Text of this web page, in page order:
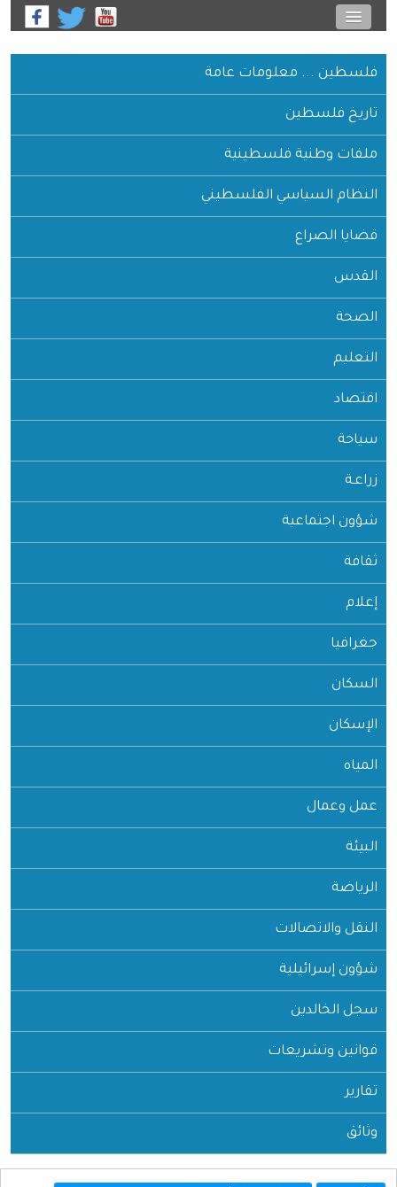
فلسطين ... معلومات عامة
تاريخ فلسطين
ملفات وطنية فلسطينية
النظام السياسي الفلسطيني
قضايا الصراع
القدس
الصحة
التعليم
اقتصاد
سياحة
زراعـة
شؤون اجتماعية
ثقافة
إعلام
جغرافيا
السكان
الإسكان
المياه
عمل وعمال
البيئة
الرياضة
النقل والاتصالات
شؤون إسرائيلية
سجل الخالدين
قوانين وتشريعات
تقارير
وثائق